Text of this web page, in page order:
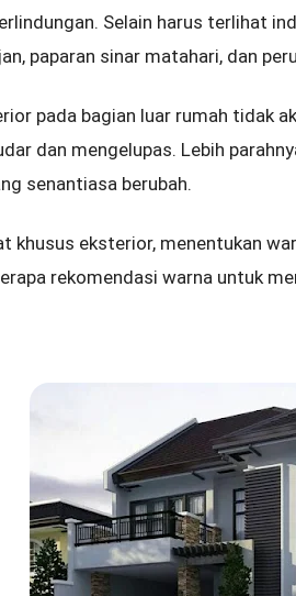
Selain harus terlihat
paparan sinar matahari, dan
pada bagian luar rumah tidak
dan mengelupas. Lebih
senantiasa berubah.
khusus eksterior, menentukan
rekomendasi warna untuk